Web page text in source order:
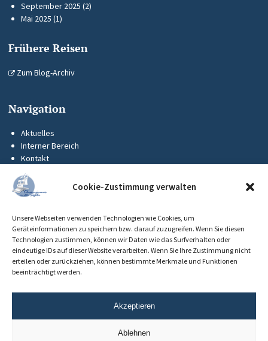
Cookie-Zustimmung verwalten
Unsere Webseiten verwenden Technologien wie Cookies, um
Geräteinformationen zu speichern bzw. darauf zuzugreifen. Wenn Sie diesen
Technologien zustimmen, können wir Daten wie das Surfverhalten oder
eindeutige IDs auf dieser Website verarbeiten. Wenn Sie Ihre Zustimmung nicht
erteilen oder zurückziehen, können bestimmte Merkmale und Funktionen
beeinträchtigt werden.
Akzeptieren
Ablehnen
September 2025 (2)
Mai 2025 (1)
Frühere Reisen
Zum Blog-Archiv
Navigation
Aktuelles
Interner Bereich
Kontakt
KUS-Flyer
Impressum
Datenschutz
Cookie-Richtlinie (EU)